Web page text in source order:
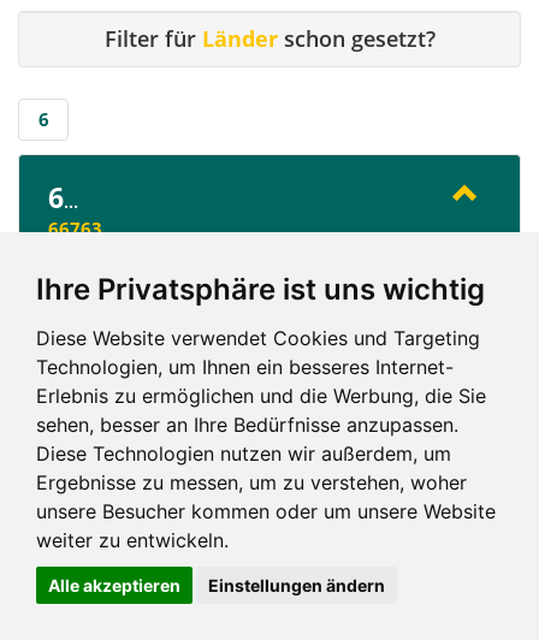
Ihre Privatsphäre ist uns wichtig
Diese Website verwendet Cookies und Targeting
Technologien, um Ihnen ein besseres Internet-
Erlebnis zu ermöglichen und die Werbung, die Sie
sehen, besser an Ihre Bedürfnisse anzupassen.
Diese Technologien nutzen wir außerdem, um
Ergebnisse zu messen, um zu verstehen, woher
unsere Besucher kommen oder um unsere Website
weiter zu entwickeln.
Alle akzeptieren Einstellungen ändern
Filter für Länderschon gesetzt?
6
6...
66763
Impressum und mehr